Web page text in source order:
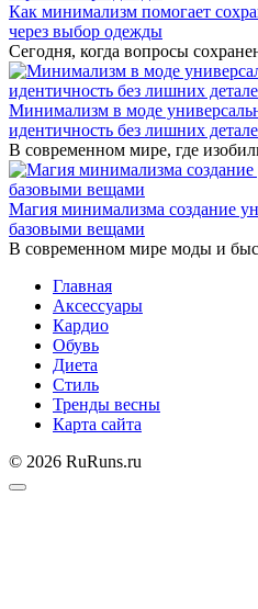
Как минимализм помогает
через выбор одежды
Сегодня, когда вопросы
Минимализм в моде
идентичность без лишних
В современном мире, где
Магия минимализма создание
базовыми вещами
В современном мире моды и
Главная
Аксессуары
Кардио
Обувь
Диета
Стиль
Тренды весны
Карта сайта
© 2026 RuRuns.ru